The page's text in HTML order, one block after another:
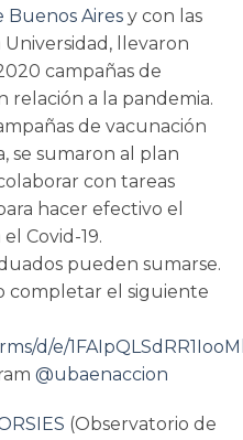
Buenos Aires y con las
llevaron
campañas de
relación a la pandemia.
de vacunación
se sumaron al plan
con tareas
hacer efectivo el
Covid-19.
pueden sumarse.
completar el siguiente
d/e/
@ubaenaccion
(Observatorio de